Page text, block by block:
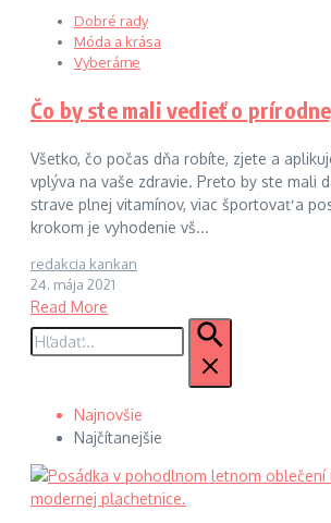
Dobré rady
Móda a krása
Vyberáme
Čo by ste mali vedieť o
Všetko, čo počas dňa robíte, zjete a
vplýva na vaše zdravie. Preto by ste mali
strave plnej vitamínov, viac športovať a
krokom je vyhodenie vš...
redakcia kankan
24. mája 2021
Read More
Hľadať:
Najnovšie
Najčítanejšie